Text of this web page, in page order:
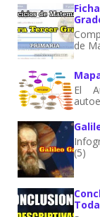
de
El
(5)